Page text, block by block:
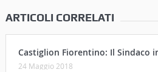
ARTICOLI CORRELATI
Castiglion Fiorentino: Il Sindaco
24 Maggio 2018